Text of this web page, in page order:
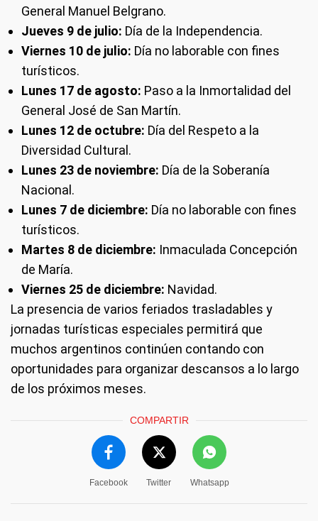
General Manuel Belgrano.
Jueves 9 de julio: Día de la Independencia.
Viernes 10 de julio: Día no laborable con fines
turísticos.
Lunes 17 de agosto: Paso a la Inmortalidad del
General José de San Martín.
Lunes 12 de octubre: Día del Respeto a la
Diversidad Cultural.
Lunes 23 de noviembre: Día de la Soberanía
Nacional.
Lunes 7 de diciembre: Día no laborable con fines
turísticos.
Martes 8 de diciembre: Inmaculada Concepción
de María.
Viernes 25 de diciembre: Navidad.
La presencia de varios feriados trasladables y
jornadas turísticas especiales permitirá que
muchos argentinos continúen contando con
oportunidades para organizar descansos a lo largo
de los próximos meses.
COMPARTIR
Facebook Twitter Whatsapp